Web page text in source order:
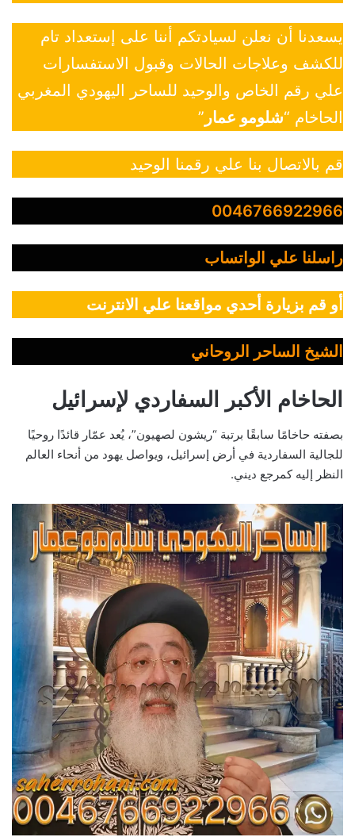
يسعدنا أن نعلن لسيادتكم أننا على إستعداد تام
للكشف وعلاجات الحالات وقبول الاستفسارات
علي رقم الخاص والوحيد للساحر اليهودي المغربي
الحاخام “شلومو عمار ”
قم بالاتصال بنا علي رقمنا الوحيد
0046766922966
راسلنا علي الواتساب
أو قم بزيارة أحدي مواقعنا علي الانترنت
الشيخ الساحر الروحاني
الحاخام الأكبر السفاردي لإسرائيل
بصفته حاخامًا سابقًا برتبة “ريشون لصهيون”، يُعد عمّار قائدًا روحيًا
للجالية السفاردية في أرض إسرائيل، ويواصل يهود من أنحاء العالم
النظر إليه كمرجع ديني.